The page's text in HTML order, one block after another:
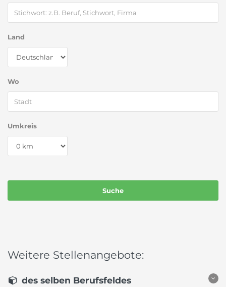
Land
Wo
Umkreis
Weitere Stellenangebote:
des selben Berufsfeldes